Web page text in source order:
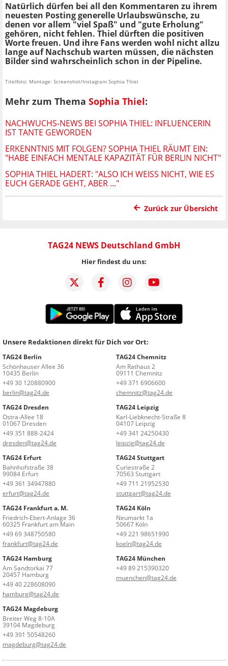
Natürlich dürfen bei all den Kommentaren zu ihrem
neuesten Posting generelle Urlaubswünsche, zu
denen vor allem "viel Spaß" und "gute Erholung"
gehören, nicht fehlen. Thiel dürften die positiven
Worte freuen. Und ihre Fans werden wohl nicht allzu
lange auf Nachschub warten müssen, die nächsten
Bilder sind wahrscheinlich schon in der Pipeline.
Titelfoto: Montage: Screenshot/Instagram Sophia Thiel
Mehr zum Thema Sophia Thiel:
NACHWUCHS-NEWS BEI SOPHIA THIEL: INFLUENCERIN
IST TANTE GEWORDEN
ERKENNTNIS MIT FOLGEN? SOPHIA THIEL RÄUMT EIN:
"HABE EINFACH MENTALE KAPAZITÄT FÜR BERLIN NICHT"
SOPHIA THIEL HADERT: "ALSO ICH WEISS NICHT, WIE ES E
UCH GERADE GEHT, ABER ..."
Zurück zur Übersicht
TAG24 NEWS Deutschland GmbH
Hier findest du uns:
Unsere Redaktionen direkt für Dich vor Ort:
TAG24 Berlin
Schönhauser Allee 36
10435 Berlin
+49 30 120880900
berlin@tag24.de
TAG24 Chemnitz
Am Rathaus 2
09111 Chemnitz
+49 371 6906600
chemnitz@tag24.de
TAG24 Dresden
Ostra-Allee 18
01067 Dresden
+49 351 888-2424
dresden@tag24.de
TAG24 Leipzig
Karl-Liebknecht-Straße 8
04107 Leipzig
+49 341 24250430
leipzig@tag24.de
TAG24 Erfurt
Bahnhofstraße 38
99084 Erfurt
+49 361 34947880
erfurt@tag24.de
TAG24 Stuttgart
Curiestraße 2
70563 Stuttgart
+49 711 21952530
stuttgart@tag24.de
TAG24 Frankfurt a. M.
Friedrich-Ebert-Anlage 36
60325 Frankfurt am Main
+49 69 348750580
frankfurt@tag24.de
TAG24 Köln
Neumarkt 1a
50667 Köln
+49 221 98651990
koeln@tag24.de
TAG24 Hamburg
Am Sandtorkai 77
20457 Hamburg
+49 40 228608090
hamburg@tag24.de
TAG24 München
+49 89 215390320
muenchen@tag24.de
TAG24 Magdeburg
Breiter Weg 8-10A
39104 Magdeburg
+49 391 50548260
magdeburg@tag24.de